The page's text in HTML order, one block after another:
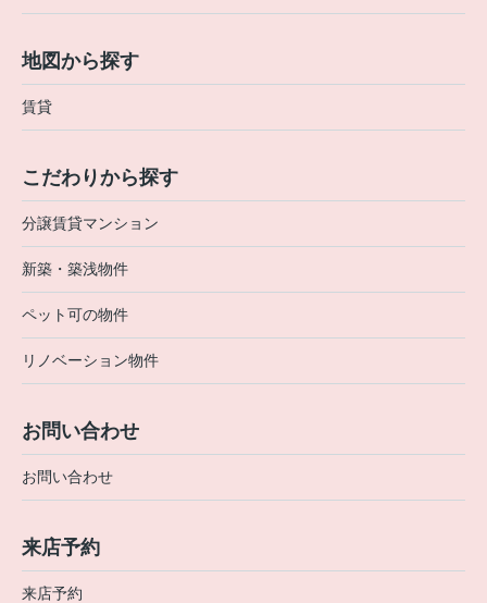
地図から探す
賃貸
こだわりから探す
分譲賃貸マンション
新築・築浅物件
ペット可の物件
リノベーション物件
お問い合わせ
お問い合わせ
来店予約
来店予約